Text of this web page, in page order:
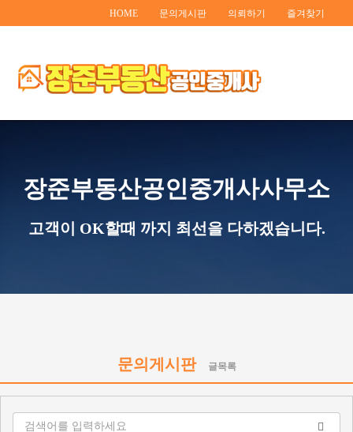
HOME 문의게시판 의뢰하기 즐겨찾기
장준부동산공인중개사사무소
고객이 OK할때 까지 최선을 다하겠습니다.
문의게시판 글목록